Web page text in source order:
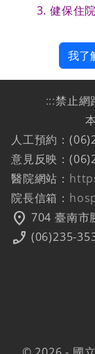
健保住
我了
:::禁止網
人工預約：
意見反映：
醫院網站：
院長信箱：
location_on 704 臺南市
phone_enabled (06)235-